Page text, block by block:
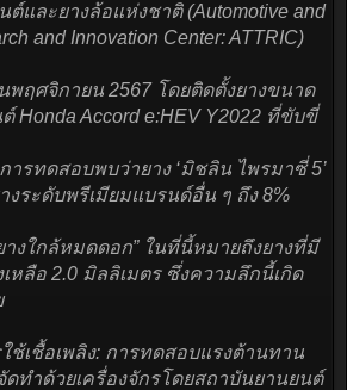
และยางล้อแห่งชาติ (Automotive and
and Innovation Center: ATTRIC)
พฤศจิกายน 2567 โดยติดตั้งยางขนาด
Honda Accord e:HEV Y2022 ที่ขับขี่
ารทดสอบพบว่ายาง ‘มิชลิน ไพรมาซี่ 5’
งระดับพรีเมียมแบรนด์อื่น ๆ ถึง 8%
างใกล้หมดดอก” ในที่นี้หมายถึงยางที่มี
หลือ 2.0 มิลลิเมตร ซึ่งความลึกนี้เกิด
ช้เชื้อเพลิง: การทดสอบแรงต้านทาน
ทำด้วยเครื่องจักรโดยสถาบันยานยนต์